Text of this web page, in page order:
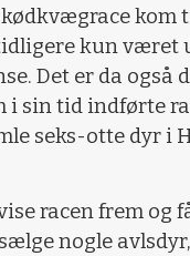
kom
kun været
Det er da også
i sin tid indførte
seks-otte dyr i
racen frem og
nogle